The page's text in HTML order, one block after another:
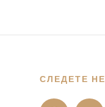
СЛЕДЕТЕ НЕ